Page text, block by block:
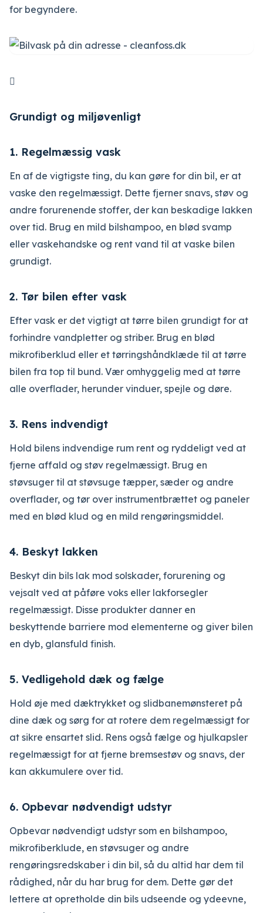
for begyndere.

Grundigt og miljøvenligt
1. Regelmæssig vask
En af de vigtigste ting, du kan gøre for din bil, er at
vaske den regelmæssigt. Dette fjerner snavs, støv og
andre forurenende stoffer, der kan beskadige lakken
over tid. Brug en mild bilshampoo, en blød svamp
eller vaskehandske og rent vand til at vaske bilen
grundigt.
2. Tør bilen efter vask
Efter vask er det vigtigt at tørre bilen grundigt for at
forhindre vandpletter og striber. Brug en blød
mikrofiberklud eller et tørringshåndklæde til at tørre
bilen fra top til bund. Vær omhyggelig med at tørre
alle overflader, herunder vinduer, spejle og døre.
3. Rens indvendigt
Hold bilens indvendige rum rent og ryddeligt ved at
fjerne affald og støv regelmæssigt. Brug en
støvsuger til at støvsuge tæpper, sæder og andre
overflader, og tør over instrumentbrættet og paneler
med en blød klud og en mild rengøringsmiddel.
4. Beskyt lakken
Beskyt din bils lak mod solskader, forurening og
vejsalt ved at påføre voks eller lakforsegler
regelmæssigt. Disse produkter danner en
beskyttende barriere mod elementerne og giver bilen
en dyb, glansfuld finish.
5. Vedligehold dæk og fælge
Hold øje med dæktrykket og slidbanemønsteret på
dine dæk og sørg for at rotere dem regelmæssigt for
at sikre ensartet slid. Rens også fælge og hjulkapsler
regelmæssigt for at fjerne bremsestøv og snavs, der
kan akkumulere over tid.
6. Opbevar nødvendigt udstyr
Opbevar nødvendigt udstyr som en bilshampoo,
mikrofiberklude, en støvsuger og andre
rengøringsredskaber i din bil, så du altid har dem til
rådighed, når du har brug for dem. Dette gør det
lettere at opretholde din bils udseende og ydeevne,